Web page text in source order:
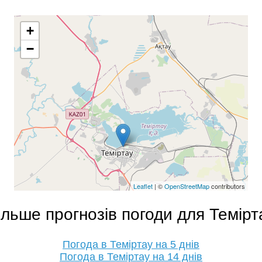
+
−
Leaflet | ©OpenStreetMapcontributors
прогнозів погоди для
Погода в Теміртау на 5 днів
Погода в Теміртау на 14 днів